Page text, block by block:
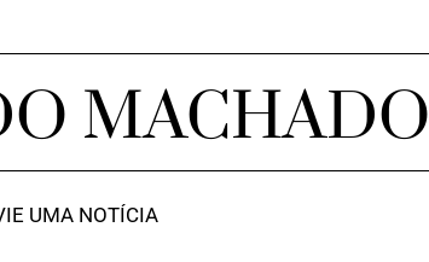
MACHADO
UMA NOTÍCIA